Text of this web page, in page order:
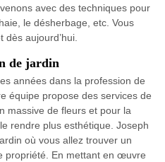
avec des techniques pour
le désherbage, etc. Vous
dès aujourd’hui.
de jardin
années dans la profession de
équipe propose des services de
massive de fleurs et pour la
rendre plus esthétique. Joseph
où vous allez trouver un
propriété. En mettant en œuvre